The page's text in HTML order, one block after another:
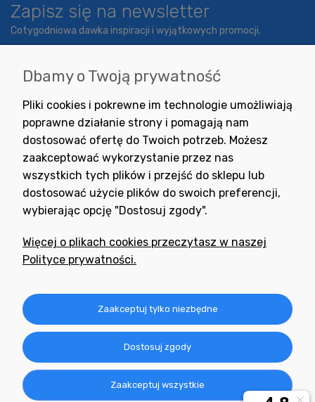
Zapisz się na newsletter
Cotygodniowa dawka inspiracji i wyjątkowych promocji.
Wyrażam zgodę na otrzymywanie newslettera z inspiracjami,
nowościami i promocjami.
Potrzebujesz pomocy
+48 791 806 804
Informacje
Obsługa zamówień
O nas
Dbamy o Twoją prywatność
Pliki cookies i pokrewne im technologie umożliwiają
poprawne działanie strony i pomagają nam
dostosować ofertę do Twoich potrzeb. Możesz
zaakceptować wykorzystanie przez nas
wszystkich tych plików i przejść do sklepu lub
dostosować użycie plików do swoich preferencji,
wybierając opcję "Dostosuj zgody".
Więcej o plikach cookies przeczytasz w naszej
Polityce prywatności.
Zaakceptuj tylko niezbędne
Dostosuj zgody
Zaakceptuj wszystkie